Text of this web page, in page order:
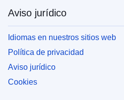
Aviso jurídico
Idiomas en nuestros sitios web
Política de privacidad
Aviso jurídico
Cookies